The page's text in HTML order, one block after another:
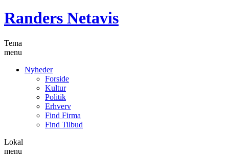
Randers Netavis
Tema
menu
Nyheder
Forside
Kultur
Politik
Erhverv
Find Firma
Find Tilbud
Lokal
menu